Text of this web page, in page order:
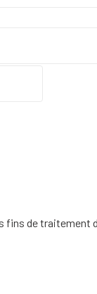
fins de traitement